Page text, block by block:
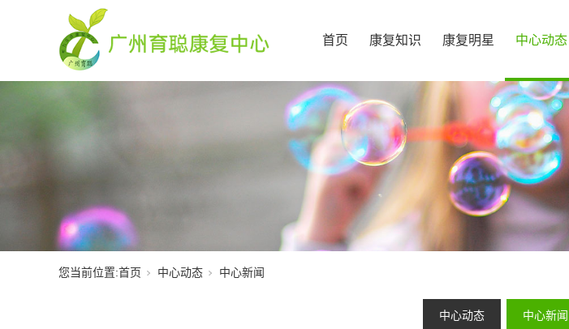
首页 康复知识 康复明星 中心动态
您当前位置:首页 中心动态 中心新闻
中心动态 中心新闻